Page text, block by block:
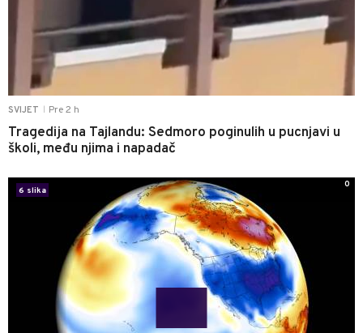
SVIJET Pre 2 h
Tragedija na Tajlandu: Sedmoro poginulih u pucnjavi u
školi, među njima i napadač
6 slika
0